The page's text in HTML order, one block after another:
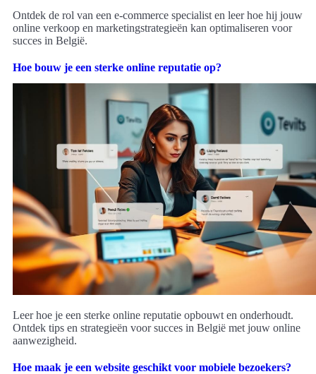
Ontdek de rol van een e-commerce specialist en leer hoe hij jouw
online verkoop en marketingstrategieën kan optimaliseren voor
succes in België.
Hoe bouw je een sterke online reputatie op?
Leer hoe je een sterke online reputatie opbouwt en onderhoudt.
Ontdek tips en strategieën voor succes in België met jouw online
aanwezigheid.
Hoe maak je een website geschikt voor mobiele bezoekers?